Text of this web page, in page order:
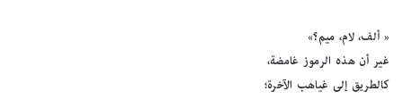
« ألف، لام، ميم؟»
غير أن هذه الرموز غامضة،
كالطريق إلى غياهب الآخرة؛